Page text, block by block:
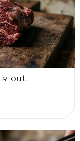
out